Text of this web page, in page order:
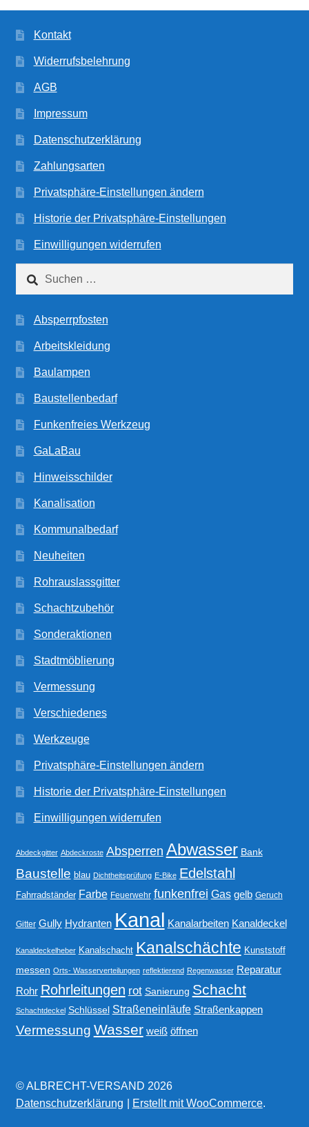
Kontakt
Widerrufsbelehrung
AGB
Impressum
Datenschutzerklärung
Zahlungsarten
Privatsphäre-Einstellungen ändern
Historie der Privatsphäre-Einstellungen
Einwilligungen widerrufen
Suchen
nach:
Absperrpfosten
Arbeitskleidung
Baulampen
Baustellenbedarf
Funkenfreies Werkzeug
GaLaBau
Hinweisschilder
Kanalisation
Kommunalbedarf
Neuheiten
Rohrauslassgitter
Schachtzubehör
Sonderaktionen
Stadtmöblierung
Vermessung
Verschiedenes
Werkzeuge
Privatsphäre-Einstellungen ändern
Historie der Privatsphäre-Einstellungen
Einwilligungen widerrufen
Abdeckgitter Abdeckroste Absperren Abwasser Bank
Baustelle blau Dichtheitsprüfung E-Bike Edelstahl
Fahrradständer Farbe Feuerwehr funkenfrei Gas gelb Geruch
Gitter Gully Hydranten Kanal Kanalarbeiten Kanaldeckel
Kanaldeckelheber Kanalschacht Kanalschächte Kunststoff
messen Orts- Wasserverteilungen reflektierend Regenwasser Reparatur
Rohr Rohrleitungen rot Sanierung Schacht
Schachtdeckel Schlüssel Straßeneinläufe Straßenkappen
Vermessung Wasser weiß öffnen
© ALBRECHT-VERSAND 2026
Datenschutzerklärung
Erstellt mit WooCommerce.